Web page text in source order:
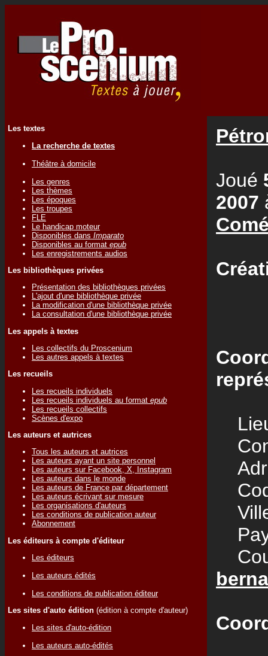
Les textes
La recherche de textes
Théâtre à domicile
Les genres
Les thèmes
Les époques
Les troupes
FLE
Le handicap moteur
Disponibles dans Imparato
Disponibles au format epub
Les enregistrements audios
Les bibliothèques privées
Présentation des bibliothèques privées
L'ajout d'une bibliothèque privée
La modification d'une bibliothèque privée
La consultation d'une bibliothèque privée
Les appels à textes
Les collectifs du Proscenium
Les autres appels à textes
Les recueils
Les recueils individuels
Les recueils individuels au format epub
Les recueils collectifs
Scènes d'expo
Les auteurs et autrices
Tous les auteurs et autrices
Les auteurs ayant un site personnel
Les auteurs sur Facebook, X, Instagram
Les auteurs dans le monde
Les auteurs de France par département
Les auteurs écrivant sur mesure
Les organisations d'auteurs
Les conditions de publication auteur
Abonnement
Les éditeurs à compte d'éditeur
Les éditeurs
Les auteurs édités
Les conditions de publication éditeur
Les sites d'auto édition (édition à compte d'auteur)
Les sites d'auto-édition
Les auteurs auto-édités
Joué
2007